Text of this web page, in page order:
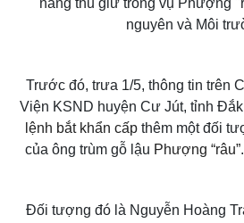
năng thu giữ trong vụ Phượng
nguyên và Môi
Trước đó, trưa 1/5, thông tin trên
Viện KSND huyện Cư Jút, tỉnh
lệnh bắt khẩn cấp thêm một đối
của ông trùm gỗ lậu Phượng “râu”
Đối tượng đó là Nguyễn Hoàng